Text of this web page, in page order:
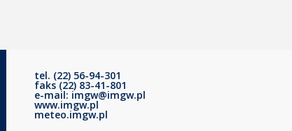
tel. (22) 56-94-301
faks (22) 83-41-801
e-mail: imgw@imgw.pl
www.imgw.pl
meteo.imgw.pl